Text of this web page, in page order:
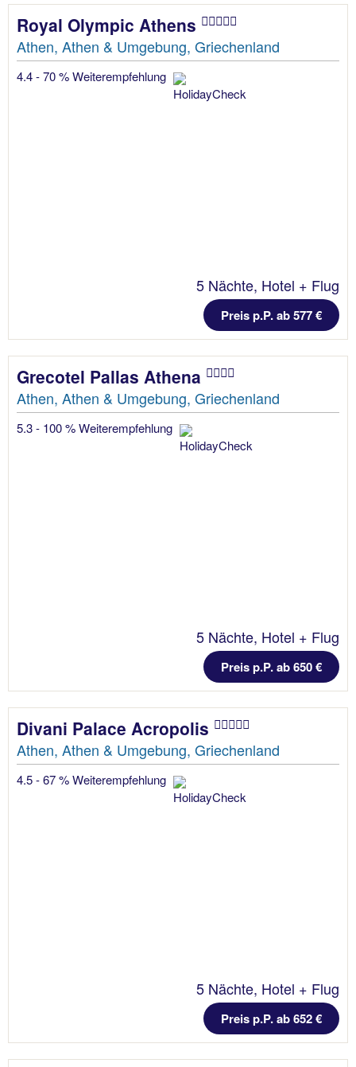
Royal Olympic Athens
Athen, Athen & Umgebung, Griechenland
4.4 - 70 % Weiterempfehlung
5 Nächte, Hotel + Flug
Preis p.P. ab 577 €
Grecotel Pallas Athena
Athen, Athen & Umgebung, Griechenland
5.3 - 100 % Weiterempfehlung
5 Nächte, Hotel + Flug
Preis p.P. ab 650 €
Divani Palace Acropolis
Athen, Athen & Umgebung, Griechenland
4.5 - 67 % Weiterempfehlung
5 Nächte, Hotel + Flug
Preis p.P. ab 652 €